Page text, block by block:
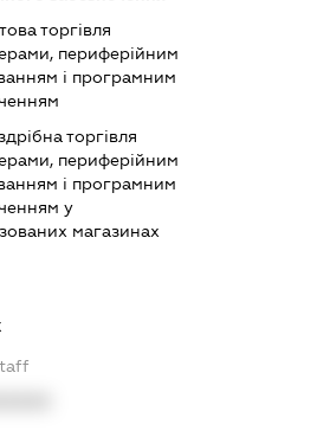
торгівля
периферійним
і програмним
торгівля
периферійним
і програмним
у
магазинах